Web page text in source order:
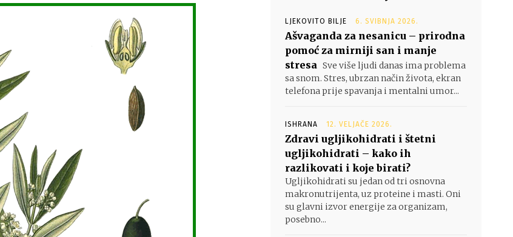
LJEKOVITO BILJE 6. SVIBNJA 2026.
Ašvaganda za nesanicu – prirodna
pomoć za mirniji san i manje
stresa Sve više ljudi danas ima problema
sa snom. Stres, ubrzan način života, ekran
telefona prije spavanja i mentalni umor...
ISHRANA 12. VELJAČE 2026.
Zdravi ugljikohidrati i štetni
ugljikohidrati – kako ih
razlikovati i koje birati?
Ugljikohidrati su jedan od tri osnovna
makronutrijenta, uz proteine i masti. Oni
su glavni izvor energije za organizam,
posebno...